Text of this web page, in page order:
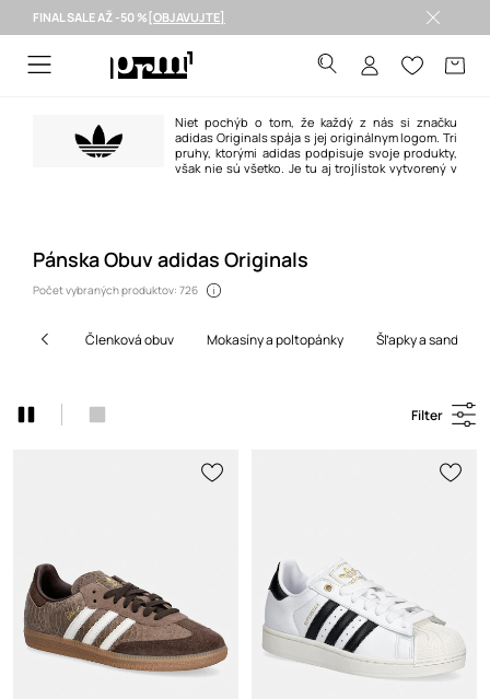
Doručenie aj do 24 h >
FINAL SALE AŽ -50 % [OBJAVUJTE]
Niet pochýb o tom, že každý z nás si značku
adidas Originals spája s jej originálnym logom. Tri
pruhy, ktorými adidas podpisuje svoje produkty,
však nie sú všetko. Je tu aj trojlístok vytvorený v
Pánska Obuv adidas Originals
Počet vybraných produktov: 726
členková obuv mokasíny a poltopánky šľapky a sandále
Filter